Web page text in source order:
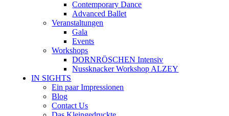
Contemporary Dance
Advanced Ballet
Veranstaltungen
Gala
Events
Workshops
DORNRÖSCHEN Intensiv
Nussknacker Workshop ALZEY
IN SIGHTS
Ein paar Impressionen
Blog
Contact Us